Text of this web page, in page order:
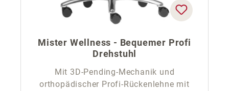
Mister Wellness - Bequemer Profi
Drehstuhl
Mit 3D-Pending-Mechanik und
orthopädischer Profi-Rückenlehne mit